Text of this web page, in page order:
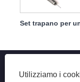
Utilizziamo i